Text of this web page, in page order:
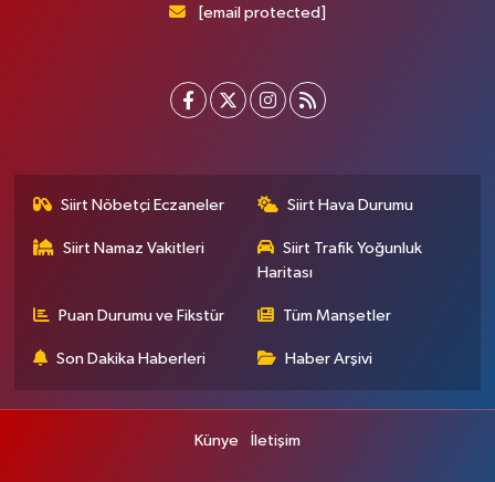
[email protected]
Siirt Nöbetçi Eczaneler Siirt Hava Durumu
Siirt Namaz Vakitleri
Siirt Trafik Yoğunluk
Haritası
Puan Durumu ve Fikstür Tüm Manşetler
Son Dakika Haberleri Haber Arşivi
Künye İletişim